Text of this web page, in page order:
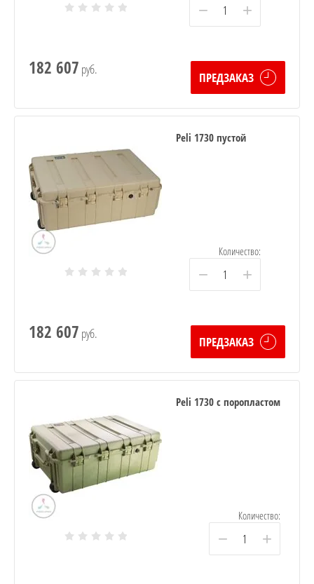
− +
182 607 руб.
ПРЕДЗАКАЗ
Peli 1730 пустой
Количество:
− +
182 607 руб.
ПРЕДЗАКАЗ
Peli 1730 с поропластом
Количество:
− +